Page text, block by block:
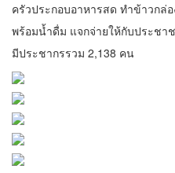
ครัวประกอบอาหารสด ทำข้าวกล่
พร้อมน้ำดื่ม แจกจ่ายให้กับประช
มีประชากรรวม 2,138 คน